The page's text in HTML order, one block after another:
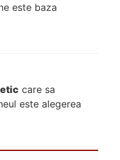
este baza
care sa
este alegerea